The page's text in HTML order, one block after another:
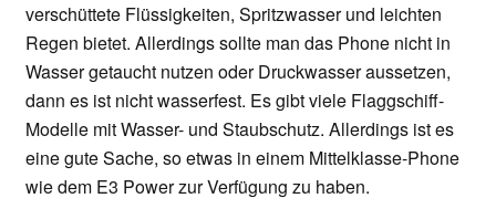
verschüttete Flüssigkeiten, Spritzwasser und leichten
Regen bietet. Allerdings sollte man das Phone nicht in
Wasser getaucht nutzen oder Druckwasser aussetzen,
dann es ist nicht wasserfest. Es gibt viele Flaggschiff-
Modelle mit Wasser- und Staubschutz. Allerdings ist es
eine gute Sache, so etwas in einem Mittelklasse-Phone
wie dem E3 Power zur Verfügung zu haben.